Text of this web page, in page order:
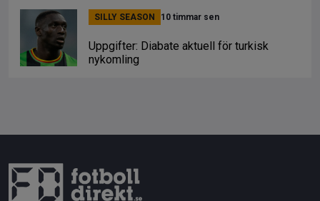
SILLY SEASON 10 timmar sen
Uppgifter: Diabate aktuell för turkisk
nykomling